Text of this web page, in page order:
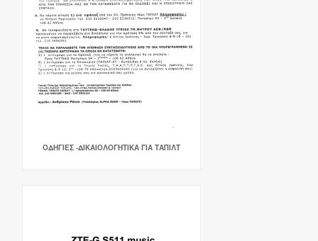
ΟΔΗΓΙΕΣ -ΔΙΚΑΙΟΛΟΓΗΤΙΚΑ ΓΙΑ ΤΑΠΙΛΤ